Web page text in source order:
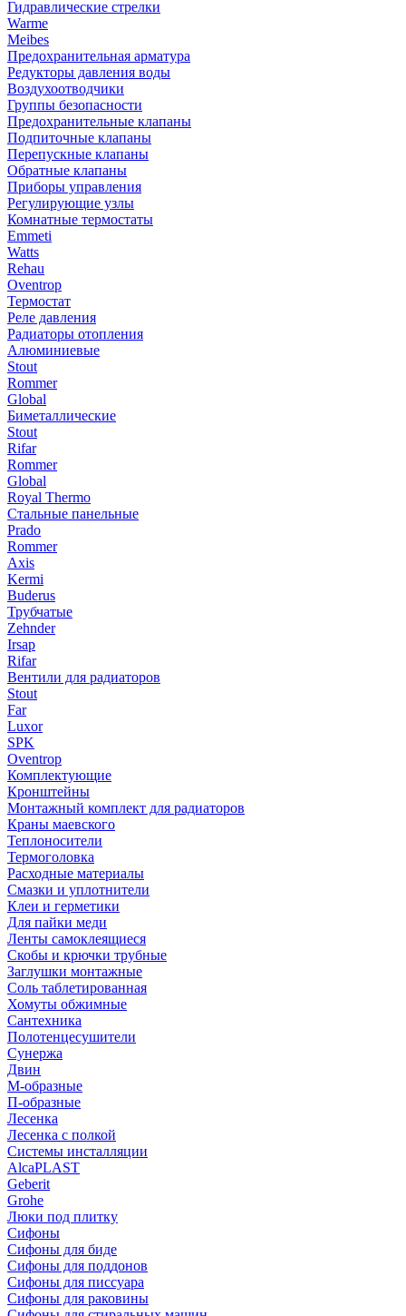
Гидравлические стрелки
Warme
Meibes
Предохранительная арматура
Редукторы давления воды
Воздухоотводчики
Группы безопасности
Предохранительные клапаны
Подпиточные клапаны
Перепускные клапаны
Обратные клапаны
Приборы управления
Регулирующие узлы
Комнатные термостаты
Emmeti
Watts
Rehau
Oventrop
Термостат
Реле давления
Радиаторы отопления
Алюминиевые
Stout
Rommer
Global
Биметаллические
Stout
Rifar
Rommer
Global
Royal Thermo
Стальные панельные
Prado
Rommer
Axis
Kermi
Buderus
Трубчатые
Zehnder
Irsap
Rifar
Вентили для радиаторов
Stout
Far
Luxor
SPK
Oventrop
Комплектующие
Кронштейны
Монтажный комплект для радиаторов
Краны маевского
Теплоносители
Термоголовка
Расходные материалы
Смазки и уплотнители
Клеи и герметики
Для пайки меди
Ленты самоклеящиеся
Скобы и крючки трубные
Заглушки монтажные
Соль таблетированная
Хомуты обжимные
Сантехника
Полотенцесушители
Сунержа
Двин
М-образные
П-образные
Лесенка
Лесенка с полкой
Системы инсталляции
AlcaPLAST
Geberit
Grohe
Люки под плитку
Сифоны
Сифoны для биде
Сифoны для поддонов
Сифoны для писсуара
Сифоны для раковины